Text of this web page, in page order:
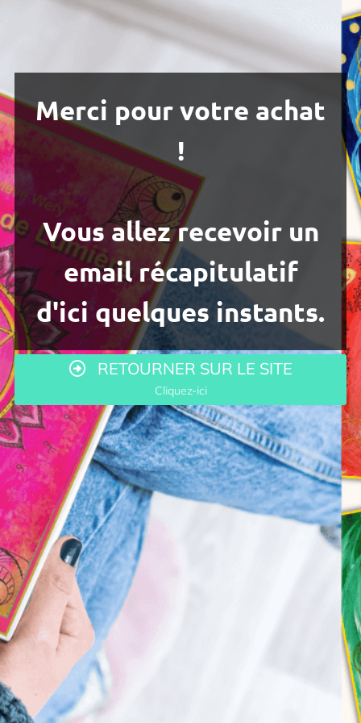
Merci pour votre achat
!
Vous allez recevoir un
email récapitulatif
d'ici quelques instants.
RETOURNER SUR LE SITE
Cliquez-ici